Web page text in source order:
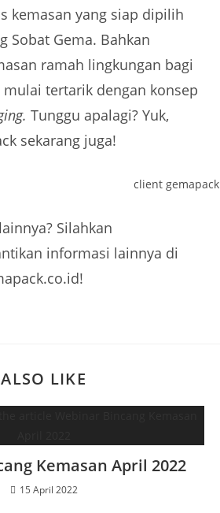
kemasan yang siap dipilih
Sobat Gema. Bahkan
ramah lingkungan bagi
mulai tertarik dengan konsep
Tunggu apalagi? Yuk,
sekarang juga!
Silahkan
informasi lainnya di
LIKE
Kemasan April 2022
15 April 2022